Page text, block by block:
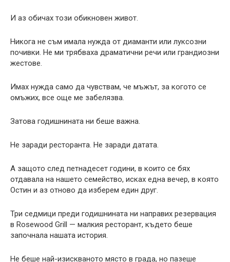
И аз обичах този обикновен живот.
Никога не съм имала нужда от диаманти или луксозни
почивки. Не ми трябваха драматични речи или грандиозни
жестове.
Имах нужда само да чувствам, че мъжът, за когото се
омъжих, все още ме забелязва.
Затова годишнината ни беше важна.
Не заради ресторанта. Не заради датата.
А защото след петнадесет години, в които се бях
отдавала на нашето семейство, исках една вечер, в която
Остин и аз отново да изберем един друг.
Три седмици преди годишнината ни направих резервация
в Rosewood Grill — малкия ресторант, където беше
започнала нашата история.
Не беше най-изискваното място в града, но пазеше